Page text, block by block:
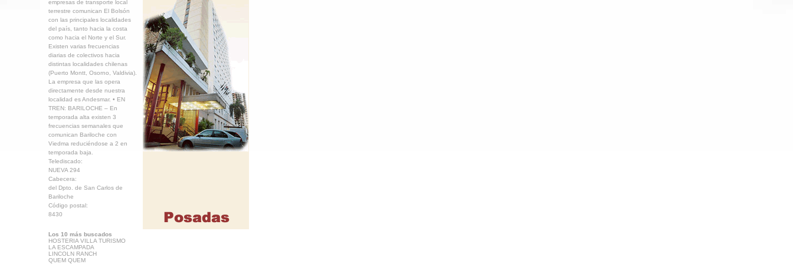
empresas de transporte local
terrestre comunican El Bolsón
con las principales localidades
del país, tanto hacia la costa
como hacia el Norte y el Sur.
Existen varias frecuencias
diarias de colectivos hacia
distintas localidades chilenas
(Puerto Montt, Osorno, Valdivia).
La empresa que las opera
directamente desde nuestra
localidad es Andesmar. • EN
TREN: BARILOCHE – En
temporada alta existen 3
frecuencias semanales que
comunican Bariloche con
Viedma reduciéndose a 2 en
temporada baja.
Telediscado:
NUEVA 294
Cabecera:
del Dpto. de San Carlos de
Bariloche
Código postal:
8430
Los 10 más buscados
HOSTERIA VILLA TURISMO
LA ESCAMPADA
LINCOLN RANCH
QUEM QUEM